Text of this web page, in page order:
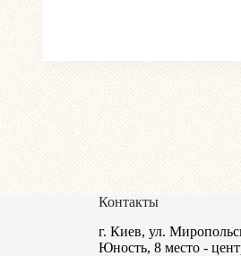
Контакты
г. Киев, ул.
Юность, 8 место -